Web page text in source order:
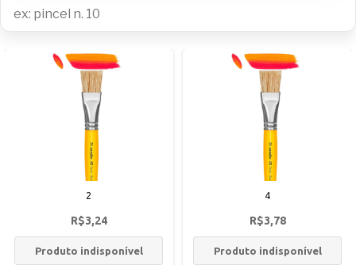
2
R$3,24
Produto indisponível
4
R$3,78
Produto indisponível